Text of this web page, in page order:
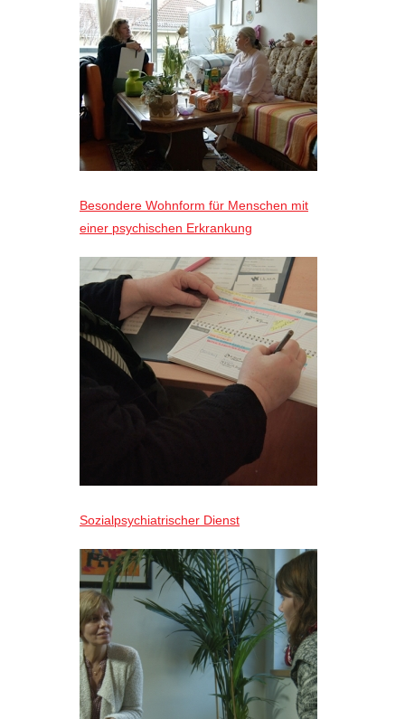
Besondere Wohnform für Menschen mit
einer psychischen Erkrankung
Sozialpsychiatrischer Dienst